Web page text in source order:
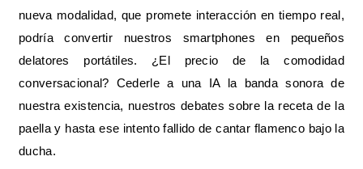
nueva modalidad, que promete interacción en tiempo real,
podría convertir nuestros smartphones en pequeños
delatores portátiles. ¿El precio de la comodidad
conversacional? Cederle a una IA la banda sonora de
nuestra existencia, nuestros debates sobre la receta de la
paella y hasta ese intento fallido de cantar flamenco bajo la
ducha.